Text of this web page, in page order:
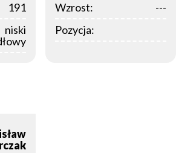
191
niski
Wzrost:
---
Pozycja: